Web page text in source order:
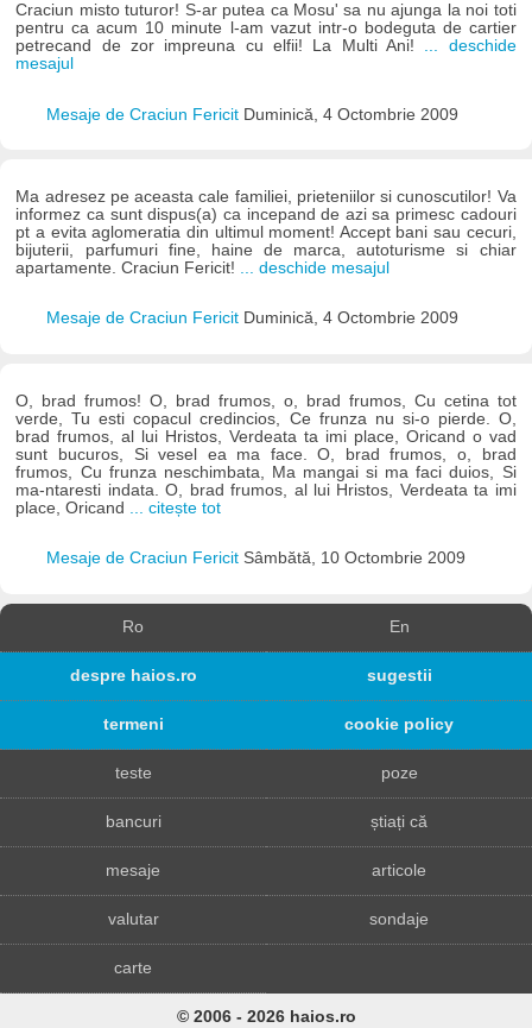
Craciun misto tuturor! S-ar putea ca Mosu' sa nu ajunga la noi toti
pentru ca acum 10 minute l-am vazut intr-o bodeguta de cartier
petrecand de zor impreuna cu elfii! La Multi Ani! ... deschide
mesajul
Mesaje de Craciun Fericit Duminică, 4 Octombrie 2009
Ma adresez pe aceasta cale familiei, prieteniilor si cunoscutilor! Va
informez ca sunt dispus(a) ca incepand de azi sa primesc cadouri
pt a evita aglomeratia din ultimul moment! Accept bani sau cecuri,
bijuterii, parfumuri fine, haine de marca, autoturisme si chiar
apartamente. Craciun Fericit! ... deschide mesajul
Mesaje de Craciun Fericit Duminică, 4 Octombrie 2009
O, brad frumos! O, brad frumos, o, brad frumos, Cu cetina tot
verde, Tu esti copacul credincios, Ce frunza nu si-o pierde. O,
brad frumos, al lui Hristos, Verdeata ta imi place, Oricand o vad
sunt bucuros, Si vesel ea ma face. O, brad frumos, o, brad
frumos, Cu frunza neschimbata, Ma mangai si ma faci duios, Si
ma-ntaresti indata. O, brad frumos, al lui Hristos, Verdeata ta imi
place, Oricand
... citește tot
Mesaje de Craciun Fericit Sâmbătă, 10 Octombrie 2009
Ro En
despre haios.ro sugestii
termeni cookie policy
teste poze
bancuri știați că
mesaje articole
valutar sondaje
carte
© 2006 - 2026 haios.ro